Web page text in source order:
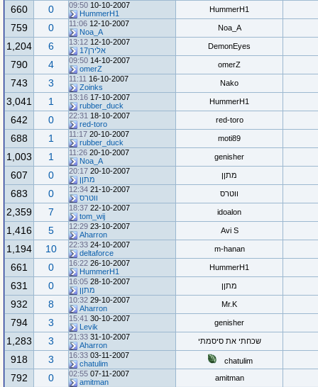
HummerH1
10-10-2007
09:50
HummerH1
0
660
Noa_A
12-10-2007
11:06
Noa_A
0
759
DemonEyes
12-10-2007
13:12
אלירן17
6
1,204
omerZ
14-10-2007
09:50
omerZ
4
790
Nako
16-10-2007
11:11
Zoinks
3
743
HummerH1
17-10-2007
13:16
rubber_duck
1
3,041
red-toro
18-10-2007
22:31
red-toro
0
642
moti89
20-10-2007
11:17
rubber_duck
1
688
genisher
20-10-2007
11:26
Noa_A
1
1,003
מתןן 20-10-2007
20:17
מתןן
0
607
ווטרס 21-10-2007
12:34
ווטרס
0
683
idoalon
22-10-2007
18:37
tom_wij
7
2,359
Avi S
23-10-2007
12:29
Aharron
5
1,416
m-hanan
24-10-2007
22:33
deltaforce
10
1,194
HummerH1
26-10-2007
16:22
HummerH1
0
661
מתןן 28-10-2007
16:05
מתןן
0
631
Mr.K
29-10-2007
10:32
Aharron
8
932
genisher
30-10-2007
15:41
Levik
3
794
שכחתי את סיסמתי 31-10-2007
21:33
Aharron
3
1,283
chatulim
03-11-2007
16:33
chatulim
3
918
amitman
07-11-2007
02:55
amitman
0
792